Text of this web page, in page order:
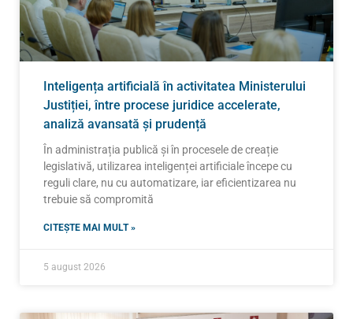
Inteligența artificială în activitatea Ministerului
Justiției, între procese juridice accelerate,
analiză avansată și prudență
În administrația publică și în procesele de creație
legislativă, utilizarea inteligenței artificiale începe cu
reguli clare, nu cu automatizare, iar eficientizarea nu
trebuie să compromită
CITEȘTE MAI MULT »
5 august 2026